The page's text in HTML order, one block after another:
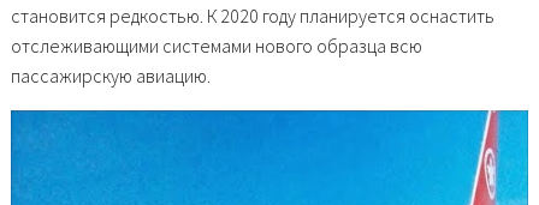
становится редкостью. К 2020 году планируется оснастить
отслеживающими системами нового образца всю
пассажирскую авиацию.